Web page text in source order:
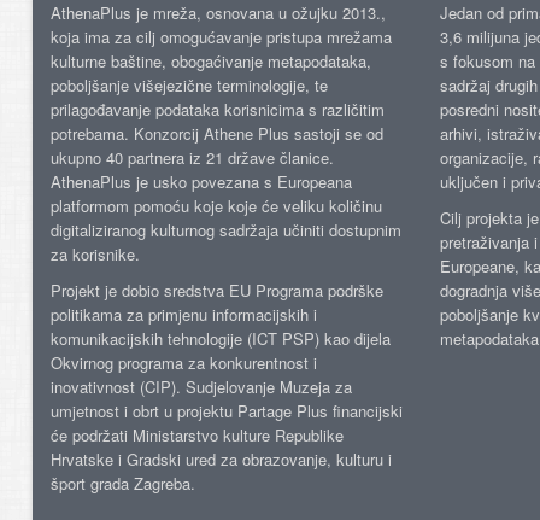
AthenaPlus je mreža, osnovana u ožujku 2013.,
koja ima za cilj omogućavanje pristupa mrežama
kulturne baštine, obogaćivanje metapodataka,
poboljšanje višejezične terminologije, te
prilagođavanje podataka korisnicima s različitim
potrebama. Konzorcij Athene Plus sastoji se od
ukupno 40 partnera iz 21 države članice.
AthenaPlus je usko povezana s Europeana
platformom pomoću koje koje će veliku količinu
digitaliziranog kulturnog sadržaja učiniti dostupnim
za korisnike.
Projekt je dobio sredstva EU Programa podrške
politikama za primjenu informacijskih i
komunikacijskih tehnologije (ICT PSP) kao dijela
Okvirnog programa za konkurentnost i
inovativnost (CIP). Sudjelovanje Muzeja za
umjetnost i obrt u projektu Partage Plus financijski
će podržati Ministarstvo kulture Republike
Hrvatske i Gradski ured za obrazovanje, kulturu i
šport grada Zagreba.
Jedan od
3,6 milijuna
s fokusom
sadržaj
posredni
arhivi,
organizacije,
uključen i
Cilj projekta
pretraživanja
Europeane,
dogradnja
poboljšanje